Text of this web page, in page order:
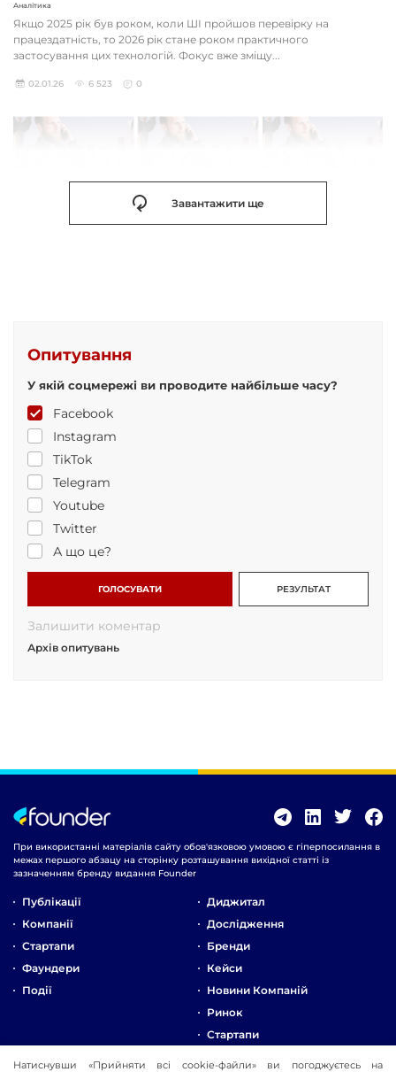
Аналітика
Якщо 2025 рік був роком, коли ШІ пройшов перевірку на
працездатність, то 2026 рік стане роком практичного
застосування цих технологій. Фокус вже зміщу...
02.01.26 6 523 0
Завантажити ще
Опитування
У якій соцмережі ви проводите найбільше часу?
Facebook
Instagram
TikTok
Telegram
Youtube
Twitter
А що це?
ГОЛОСУВАТИ РЕЗУЛЬТАТ
Залишити коментар
Архів опитувань
При використанні матеріалів сайту обов'язковою умовою є гіперпосилання в
межах першого абзацу на сторінку розташування вихідної статті із
зазначенням бренду видання Founder
Публікації
Компанії
Стартапи
Фаундери
Події
Диджитал
Дослідження
Бренди
Кейси
Новини Компаній
Ринок
Стартапи
Натиснувши «Прийняти всі cookie-файли» ви погоджуєтесь на